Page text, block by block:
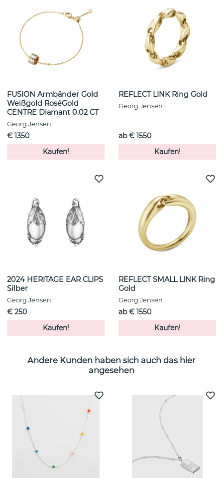
FUSION Armbänder Gold
Weißgold RoséGold
CENTRE Diamant 0.02 CT
Georg Jensen
€ 1350
Kaufen!
REFLECT LINK Ring Gold
Georg Jensen
ab € 1550
Kaufen!
2024 HERITAGE EAR CLIPS
Silber
Georg Jensen
€ 250
Kaufen!
REFLECT SMALL LINK Ring
Gold
Georg Jensen
ab € 1550
Kaufen!
Andere Kunden haben sich auch das hier
angesehen